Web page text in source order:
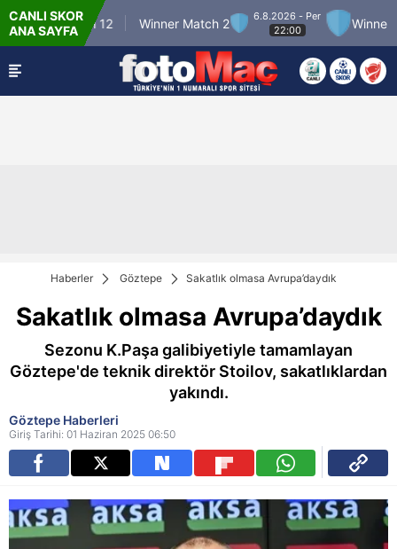
CANLI SKOR
ANA SAYFA
Match 12 Winner Match 2
6.8.2026 - Per
22:00
Winner
Haberler Göztepe Sakatlık olmasa Avrupa’daydık
Sakatlık olmasa Avrupa’daydık
Sezonu K.Paşa galibiyetiyle tamamlayan
Göztepe'de teknik direktör Stoilov, sakatlıklardan
yakındı.
Göztepe Haberleri
Giriş Tarihi: 01 Haziran 2025 06:50